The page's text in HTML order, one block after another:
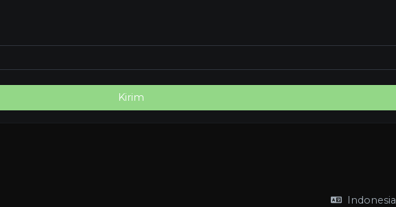
Kirim
Indonesia